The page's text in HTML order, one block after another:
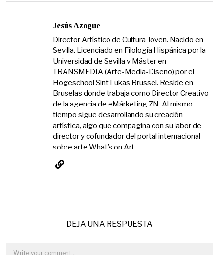
Jesús Azogue
Director Artístico de Cultura Joven. Nacido en
Sevilla. Licenciado en Filología Hispánica por la
Universidad de Sevilla y Máster en
TRANSMEDIA (Arte-Media-Diseño) por el
Hogeschool Sint Lukas Brussel. Reside en
Bruselas donde trabaja como Director Creativo
de la agencia de eMárketing ZN. Al mismo
tiempo sigue desarrollando su creación
artística, algo que compagina con su labor de
director y cofundador del portal internacional
sobre arte What’s on Art.
DEJA UNA RESPUESTA